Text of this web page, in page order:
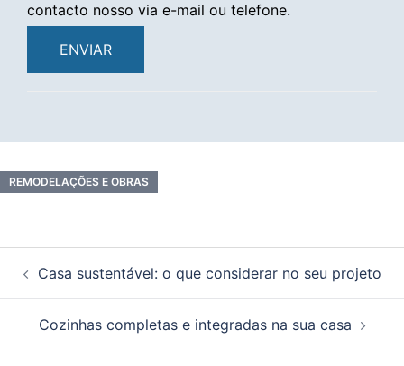
contacto nosso via e-mail ou telefone.
ENVIAR
REMODELAÇÕES E OBRAS
artigos
Casa sustentável: o que considerar no seu projeto
Cozinhas completas e integradas na sua casa